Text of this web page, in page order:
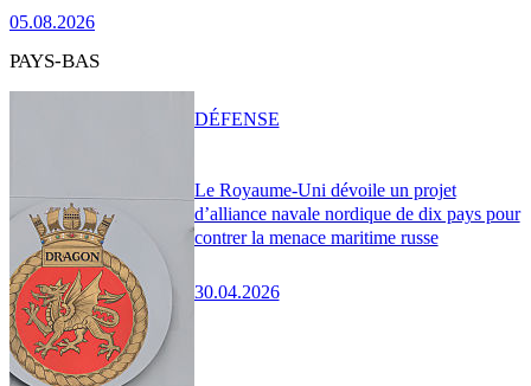
05.08.2026
PAYS-BAS
Le Royaume-Uni dévoile un projet
d’alliance navale nordique de dix pays pour
contrer la menace maritime russe
30.04.2026
DÉFENSE